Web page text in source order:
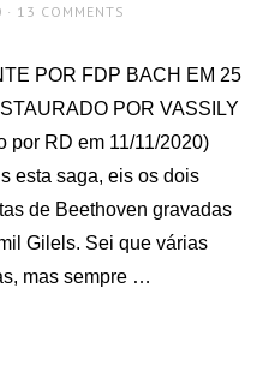
13 COMMENTS
POR FDP BACH EM 25
POR VASSILY
por RD em 11/11/2020)
esta saga, eis os dois
de Beethoven gravadas
Gilels. Sei que várias
mas sempre …